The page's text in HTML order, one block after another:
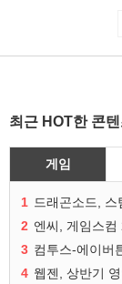
최근 HOT한 콘
게임
1 드래곤소드,
2 엔씨, 게임스컴
3
4 웹젠, 상반기